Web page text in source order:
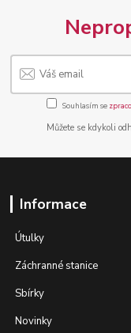
Souhlasím se
Můžete se kdykoli
Informace
Útulky
Záchranné stanice
Sbírky
Novinky